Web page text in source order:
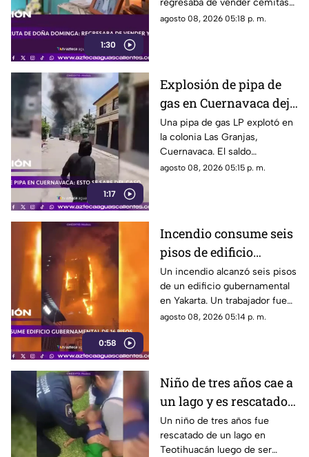
1:30
(VIDEO)
regresaba de vender cemitas
en Chachapa. La Fiscalía de
agosto 08, 2026 05:18 p. m.
1:17
Explosión de pipa de
gas en Cuernavaca deja
21 personas lesionadas
Una pipa de gas LP explotó en
la colonia Las Granjas,
Cuernavaca. El saldo
preliminar es de 21 lesionados
agosto 08, 2026 05:15 p. m.
0:58
Incendio consume seis
pisos de edificio
gubernamental en
Yakarta
Un incendio alcanzó seis pisos
de un edificio gubernamental
en Yakarta. Un trabajador fue
rescatado y cerca de mil
agosto 08, 2026 05:14 p. m.
Niño de tres años cae a
un lago y es rescatado
inconsciente en
Teotihuacán
Un niño de tres años fue
rescatado de un lago en
Teotihuacán luego de ser